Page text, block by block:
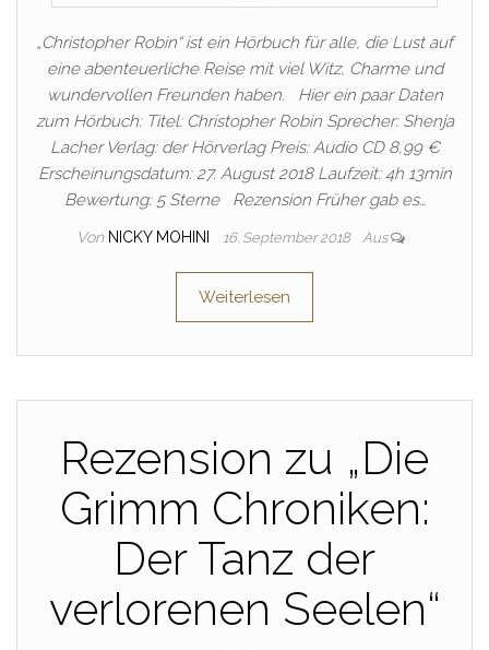
„Christopher Robin“ ist ein Hörbuch für alle, die Lust auf
eine abenteuerliche Reise mit viel Witz, Charme und
wundervollen Freunden haben. Hier ein paar Daten
zum Hörbuch: Titel: Christopher Robin Sprecher: Shenja
Lacher Verlag: der Hörverlag Preis: Audio CD 8,99 €
Erscheinungsdatum: 27. August 2018 Laufzeit: 4h 13min
Bewertung: 5 Sterne Rezension Früher gab es…
Von NICKY MOHINI 16. September 2018 Aus
Weiterlesen
Rezension zu „Die
Grimm Chroniken:
Der Tanz der
verlorenen Seelen“